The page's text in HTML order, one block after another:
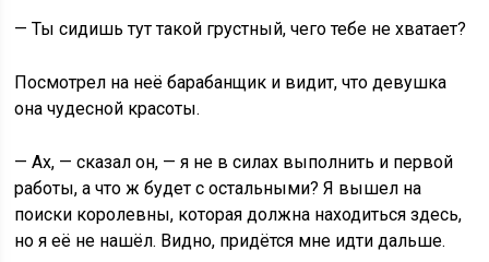
— Ты сидишь тут такой грустный, чего тебе не хватает?
Посмотрел на неё барабанщик и видит, что девушка
она чудесной красоты.
— Ах, — сказал он, — я не в силах выполнить и первой
работы, а что ж будет с остальными? Я вышел на
поиски королевны, которая должна находиться здесь,
но я её не нашёл. Видно, придётся мне идти дальше.